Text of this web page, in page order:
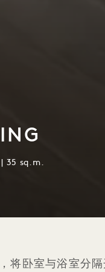
35 sq.m.
将卧室与浴室分